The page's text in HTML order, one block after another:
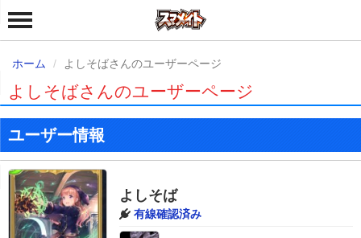
ホーム よしそばさんのユーザーページ
よしそばさんのユーザーページ
ユーザー情報
よしそば
有線確認済み